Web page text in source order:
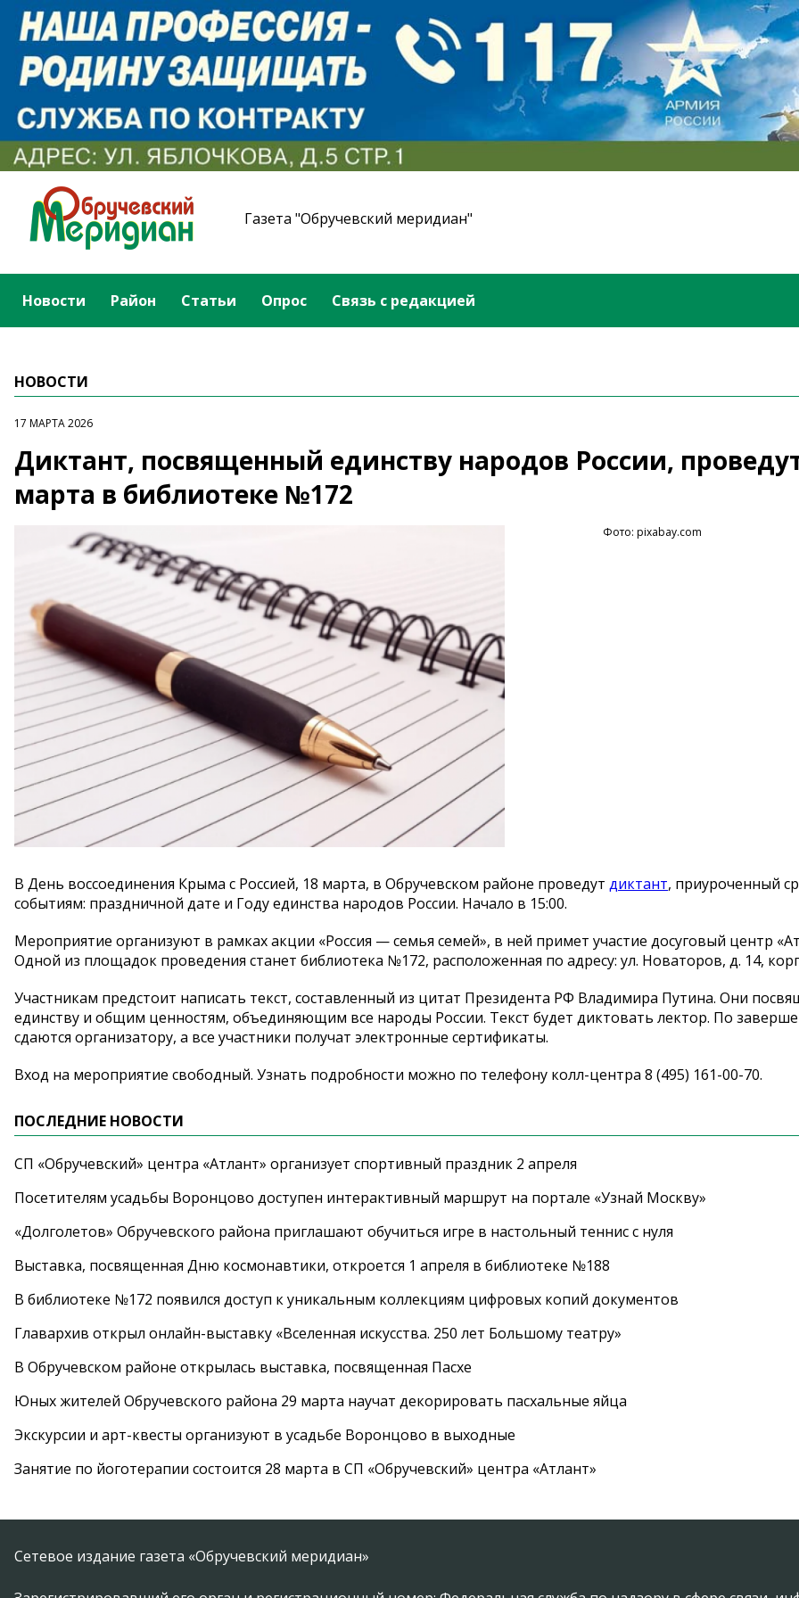
Газета "Обручевский меридиан"
Новости Район Статьи Опрос Связь с редакцией
НОВОСТИ
17 МАРТА 2026
Диктант, посвященный единству народов России,
марта в библиотеке №172
Фото: pixabay.com
В День воссоединения Крыма с Россией, 18 марта, в Обручевском районе проведут диктант, приуроченный
событиям: праздничной дате и Году единства народов России. Начало в 15:00.
Мероприятие организуют в рамках акции «Россия — семья семей», в ней примет участие досуговый центр
Одной из площадок проведения станет библиотека №172, расположенная по адресу: ул. Новаторов, д. 14,
Участникам предстоит написать текст, составленный из цитат Президента РФ Владимира Путина. Они
единству и общим ценностям, объединяющим все народы России. Текст будет диктовать лектор. По
сдаются организатору, а все участники получат электронные сертификаты.
Вход на мероприятие свободный. Узнать подробности можно по телефону колл-центра 8 (495) 161-00-70.
ПОСЛЕДНИЕ НОВОСТИ
СП «Обручевский» центра «Атлант» организует спортивный праздник 2 апреля
Посетителям усадьбы Воронцово доступен интерактивный маршрут на портале «Узнай Москву»
«Долголетов» Обручевского района приглашают обучиться игре в настольный теннис с нуля
Выставка, посвященная Дню космонавтики, откроется 1 апреля в библиотеке №188
В библиотеке №172 появился доступ к уникальным коллекциям цифровых копий документов
Главархив открыл онлайн-выставку «Вселенная искусства. 250 лет Большому театру»
В Обручевском районе открылась выставка, посвященная Пасхе
Юных жителей Обручевского района 29 марта научат декорировать пасхальные яйца
Экскурсии и арт-квесты организуют в усадьбе Воронцово в выходные
Занятие по йоготерапии состоится 28 марта в СП «Обручевский» центра «Атлант»
Сетевое издание газета «Обручевский меридиан»